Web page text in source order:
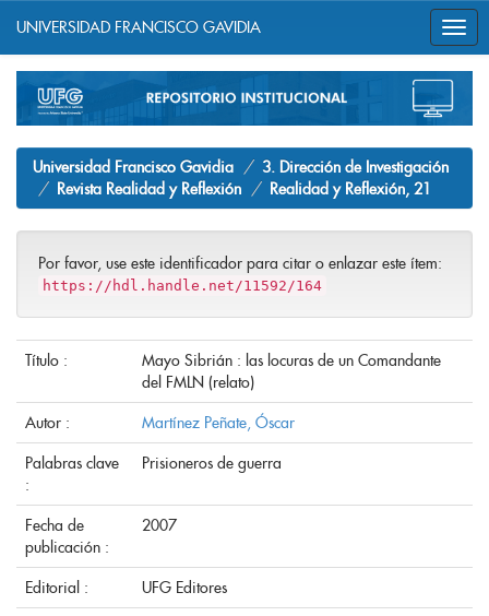
navigation
UNIVERSIDAD FRANCISCO GAVIDIA
Universidad Francisco Gavidia
3. Dirección de Investigación
Revista Realidad y Reflexión
Realidad y Reflexión, 21
Por favor, use este identificador para citar o enlazar este ítem:
https://hdl.handle.net/11592/164
Título :
Mayo Sibrián : las locuras de un Comandante
del FMLN (relato)
Autor : Martínez Peñate, Óscar
Palabras clave
:
Prisioneros de guerra
Fecha de
publicación :
2007
Editorial : UFG Editores